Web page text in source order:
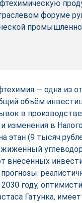
форуме
— одна из
объём
в
изменения в
этан (9 тысяч
внесённых
году,
Гатунка,